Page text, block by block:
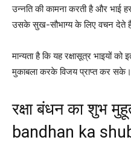
उन्नति की कामना करती है और भाई
उसके सुख-सौभाग्य के लिए वचन देते
मान्यता है कि यह रक्षासूत्र भाइयों को
मुकाबला करके विजय प्राप्त कर सके।
रक्षा बंधन का शुभ
bandhan ka